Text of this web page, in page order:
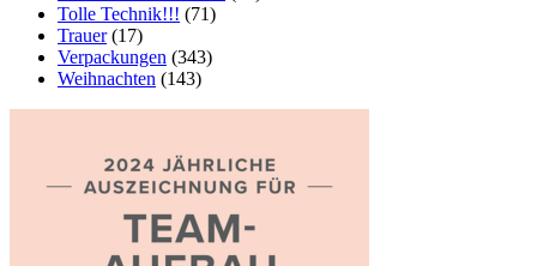
Tolle Technik!!! (71)
Trauer(17)
Verpackungen (343)
Weihnachten (143)